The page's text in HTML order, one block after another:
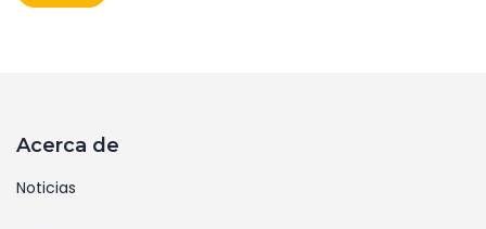
Acerca de
Noticias